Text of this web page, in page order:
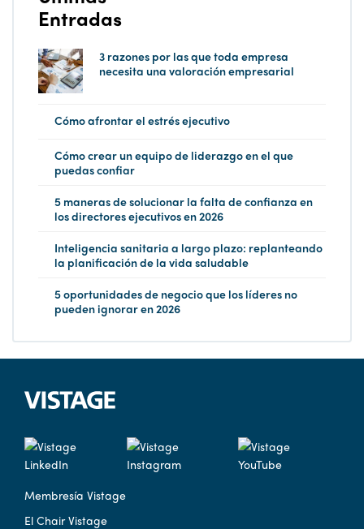
Entradas
3 razones por las que toda empresa
necesita una valoración empresarial
Cómo afrontar el estrés ejecutivo
Cómo crear un equipo de liderazgo en el que
puedas confiar
5 maneras de solucionar la falta de confianza en
los directores ejecutivos en 2026
Inteligencia sanitaria a largo plazo: replanteando
la planificación de la vida saludable
5 oportunidades de negocio que los líderes no
pueden ignorar en 2026
Membresía Vistage
El Chair Vistage